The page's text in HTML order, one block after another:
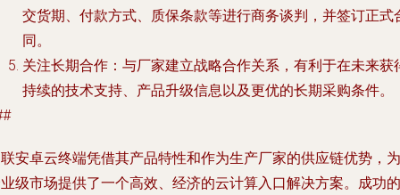
交货期、付款方式、质保条款等进行商务谈判，并签订正式
同。
关注长期合作 ：与厂家建立战略合作关系，有利于在未来获
持续的技术支持、产品升级信息以及更优的长期采购条件。
安卓云终端凭借其产品特性和作为生产厂家的供应链优势，为
级市场提供了一个高效、经济的云计算入口解决方案。成功的